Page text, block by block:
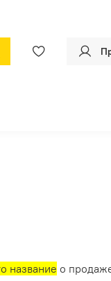
название о